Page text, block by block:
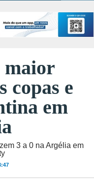
maior
copas e
em
3 a 0 na Argélia em